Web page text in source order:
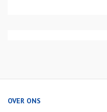
OVER ONS